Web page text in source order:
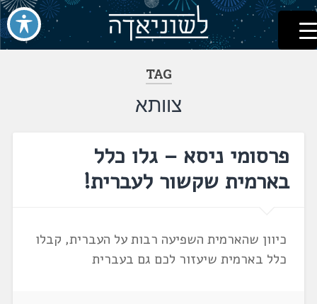
דלג
לתוכן
לשוניאדה
עברית. לשון. שפה
TAG
צוותא
פרסומי ניסא – גלו כלל
בארמית שקשור לעברית!
כיוון שהארמית השפיעה רבות על העברית, קבלו
כלל בארמית שיעזור לכם גם בעברית